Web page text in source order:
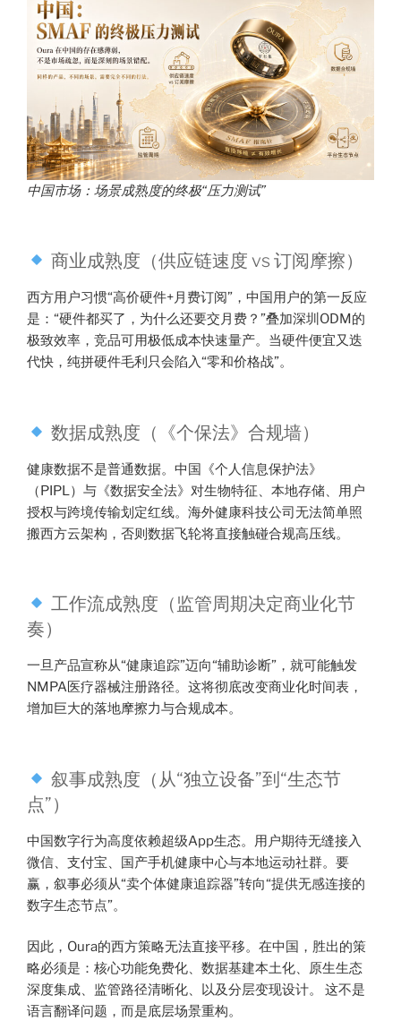
中国市场：场景成熟度的终极“压力测试”
商业成熟度（供应链速度 vs 订阅摩擦）
西方用户习惯“高价硬件+月费订阅”，中国用户的第一反应
是：“硬件都买了，为什么还要交月费？”叠加深圳ODM的
极致效率，竞品可用极低成本快速量产。当硬件便宜又迭
代快，纯拼硬件毛利只会陷入“零和价格战”。
数据成熟度（《个保法》合规墙）
健康数据不是普通数据。中国《个人信息保护法》
（PIPL）与《数据安全法》对生物特征、本地存储、用户
授权与跨境传输划定红线。海外健康科技公司无法简单照
搬西方云架构，否则数据飞轮将直接触碰合规高压线。
工作流成熟度（监管周期决定商业化节
奏）
一旦产品宣称从“健康追踪”迈向“辅助诊断”，就可能触发
NMPA医疗器械注册路径。这将彻底改变商业化时间表，
增加巨大的落地摩擦力与合规成本。
叙事成熟度（从“独立设备”到“生态节
点”）
中国数字行为高度依赖超级App生态。用户期待无缝接入
微信、支付宝、国产手机健康中心与本地运动社群。要
赢，叙事必须从“卖个体健康追踪器”转向“提供无感连接的
数字生态节点”。
因此，Oura的西方策略无法直接平移。在中国，胜出的策
略必须是：核心功能免费化、数据基建本土化、原生生态
深度集成、监管路径清晰化、以及分层变现设计。 这不是
语言翻译问题，而是底层场景重构。